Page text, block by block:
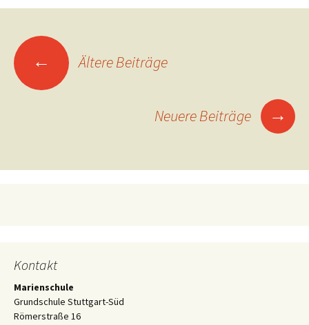
Beitragsnavigation
← Ältere Beiträge
Neuere Beiträge →
Kontakt
Marienschule
Grundschule Stuttgart-Süd
Römerstraße 16